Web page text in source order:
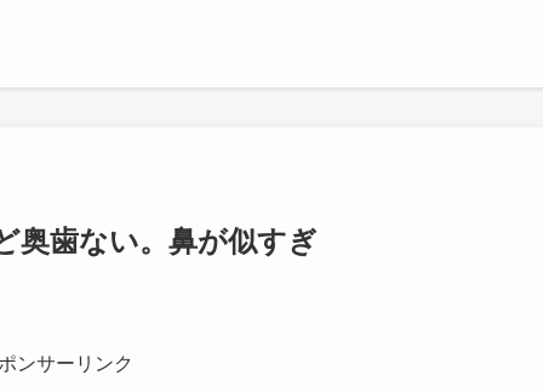
奥歯ない。鼻が似すぎ
ンサーリンク